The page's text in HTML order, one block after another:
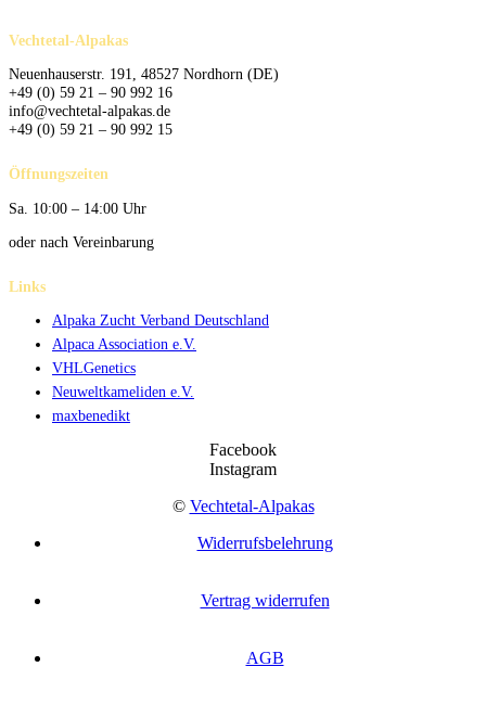
Vechtetal-Alpakas
Neuenhauserstr. 191, 48527 Nordhorn (DE)
+49 (0) 59 21 – 90 992 16
info@vechtetal-alpakas.de
+49 (0) 59 21 – 90 992 15
Öffnungszeiten
Sa. 10:00 – 14:00 Uhr
oder nach Vereinbarung
Links
Alpaka Zucht Verband Deutschland
Alpaca Association e.V.
VHLGenetics
Neuweltkameliden e.V.
maxbenedikt
Facebook
Instagram
© Vechtetal-Alpakas
Widerrufsbelehrung
Vertrag widerrufen
AGB